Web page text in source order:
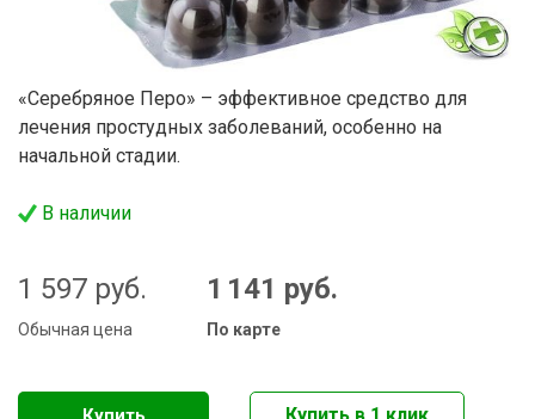
«Серебряное Перо» – эффективное средство для
лечения простудных заболеваний, особенно на
начальной стадии.
В наличии
1 597 руб.
Обычная цена
1 141 руб.
По карте